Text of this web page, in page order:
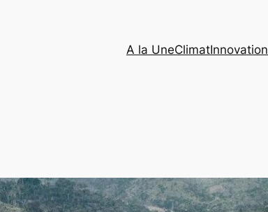
A la UneClimatInnovation